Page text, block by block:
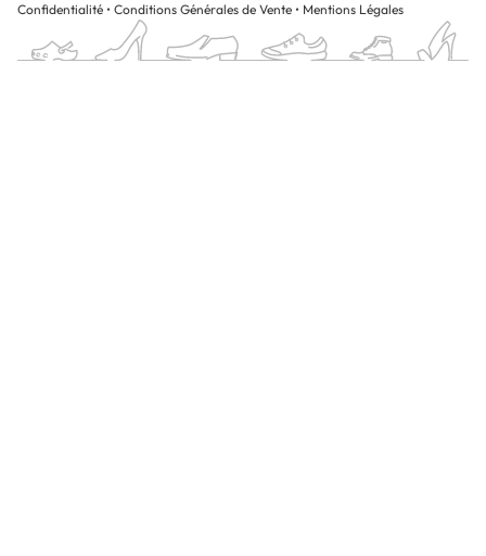
Confidentialité • Conditions Générales de Vente • Mentions Légales